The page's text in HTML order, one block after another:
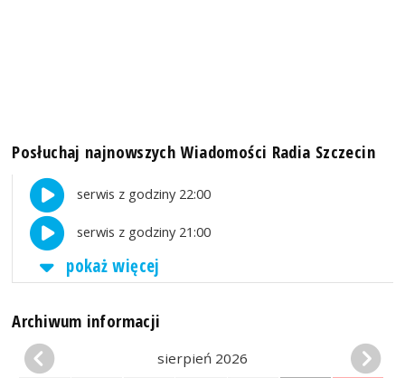
Posłuchaj najnowszych Wiadomości Radia Szczecin
serwis z godziny 22:00
serwis z godziny 21:00
pokaż więcej
Archiwum informacji
sierpień 2026